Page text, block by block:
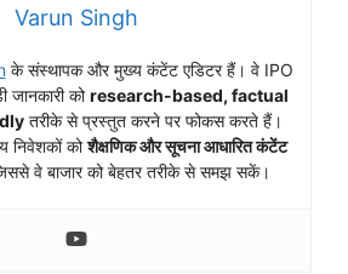
Varun Singh
के संस्थापक और मुख्य कंटेंट एडिटर हैं। वे IPO
जानकारी कोresearch-based, factual
तरीके से प्रस्तुत करने पर फोकस करते हैं।
निवेशकों कोशैक्षणिक और सूचना आधारित कंटेंट
वे बाजार को बेहतर तरीके से समझ सकें।